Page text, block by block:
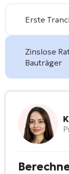
Erste
Zinslose
Bauträger